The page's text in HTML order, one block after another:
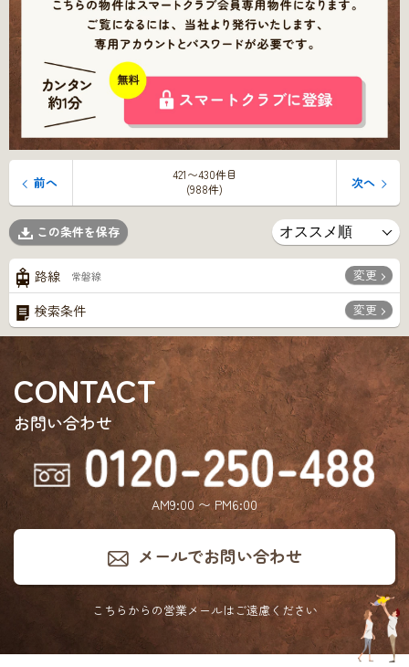
421〜430件目
(988件)
前へ 次へ
この条件を保存
路線 常磐線 変更
検索条件 変更
CONTACT
お問い合わせ
AM9:00 〜 PM6:00
メールでお問い合わせ
こちらからの営業メールはご遠慮ください